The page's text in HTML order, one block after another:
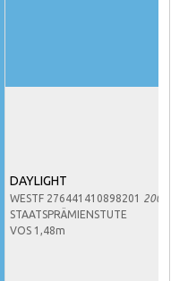
DAYLIGHT
WESTF 276441410898201 2001
STAATSPRÄMIENSTUTE
VOS 1,48m